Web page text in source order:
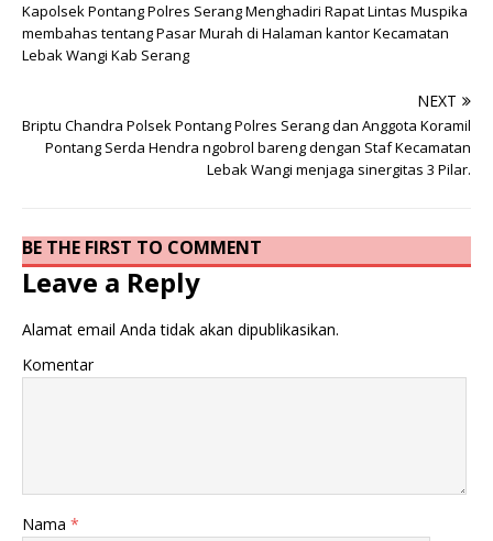
Kapolsek Pontang Polres Serang Menghadiri Rapat Lintas Muspika
membahas tentang Pasar Murah di Halaman kantor Kecamatan
Lebak Wangi Kab Serang
NEXT
Briptu Chandra Polsek Pontang Polres Serang dan Anggota Koramil
Pontang Serda Hendra ngobrol bareng dengan Staf Kecamatan
Lebak Wangi menjaga sinergitas 3 Pilar.
BE THE FIRST TO COMMENT
Leave a Reply
Alamat email Anda tidak akan dipublikasikan.
Komentar
Nama *